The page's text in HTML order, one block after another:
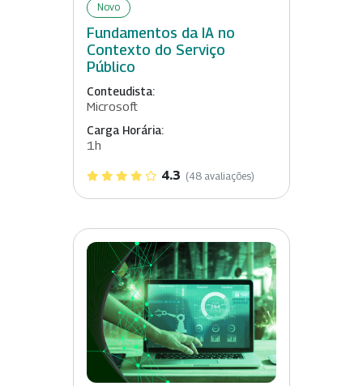
Novo
Fundamentos da IA no
Contexto do Serviço
Público
Conteudista:
Microsoft
Carga Horária:
1h
4.3 (48 avaliações)